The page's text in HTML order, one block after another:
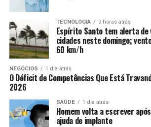
TECNOLOGIA 9 horas atrás
Espírito Santo tem alerta de
cidades neste domingo;
60 km/h
NEGÓCIOS 1 dia atrás
O Déficit de Competências Que Está
2026
SAÚDE 1 dia atrás
Homem volta a escrever
ajuda de implante